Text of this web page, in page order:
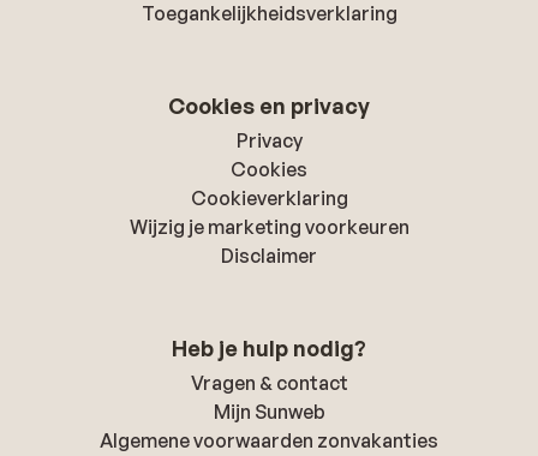
Toegankelijkheidsverklaring
Cookies en privacy
Privacy
Cookies
Cookieverklaring
Wijzig je marketing voorkeuren
Disclaimer
Heb je hulp nodig?
Vragen & contact
Mijn Sunweb
Algemene voorwaarden zonvakanties